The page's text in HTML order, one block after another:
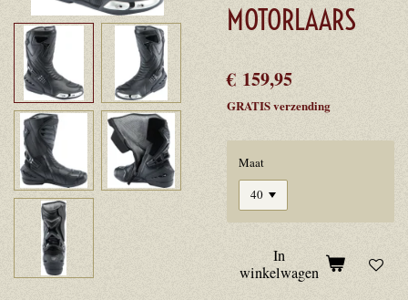
MOTORLAARS
€ 159,95
GRATIS verzending
Maat
In
winkelwagen